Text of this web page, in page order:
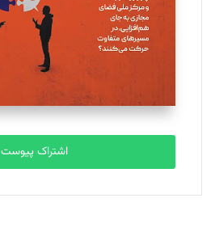
ملینا جعفری
تحریریه
مصطفی مسجدی آرانی
تحریریه
بابک نقاش
تحریریه
اشتراک پیوست